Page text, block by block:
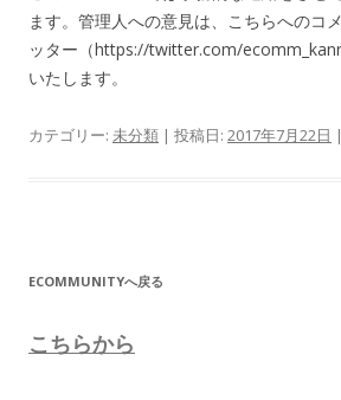
ます。管理人への意見は、こちらへのコ
ッター（https://twitter.com/
いたします。
カテゴリー: 未分類 | 投稿日: 2017年7月22日 |
ECOMMUNITYへ戻る
こちらから